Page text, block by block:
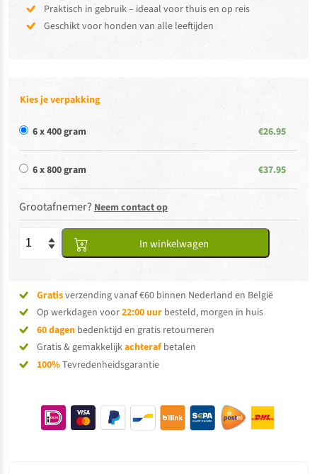
Praktisch in gebruik – ideaal voor thuis en op reis
Geschikt voor honden van alle leeftijden
Kies je verpakking
6 x 400 gram €26.95
6 x 800 gram €37.95
Grootafnemer? Neem contact op
In winkelwagen
Gratisverzending vanaf €60 binnen Nederland en België
Op werkdagen voor22:00 uur besteld, morgen in huis
60 dagen bedenktijd en gratis retourneren
Gratis & gemakkelijkachteraf betalen
100%Tevredenheidsgarantie